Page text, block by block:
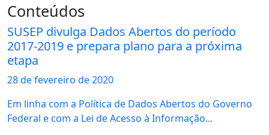
Conteúdos
SUSEP divulga Dados Abertos do período
2017-2019 e prepara plano para a próxima
etapa
28 defevereiro de 2020
Em linha com a Política de Dados Abertos do Governo
Federal e com a Lei de Acesso à Informação...